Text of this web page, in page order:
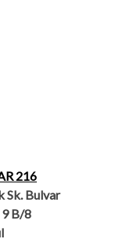
216
Sk. Bulvar
B/8